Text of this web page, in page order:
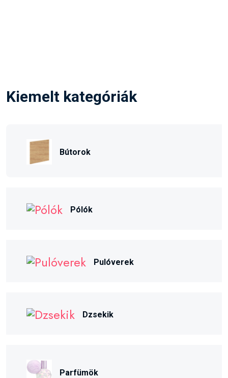
Kiemelt kategóriák
Bútorok
Pólók
Pulóverek
Dzsekik
Parfümök